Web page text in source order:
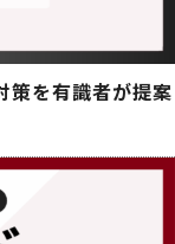
策を有識者が提案